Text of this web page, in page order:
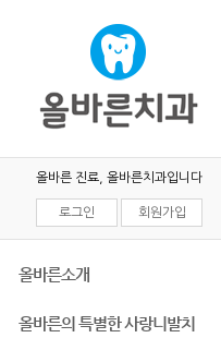
올바른 진료, 올바른치과입니다
로그인 회원가입
올바른소개
올바른의 특별한 사랑니발치